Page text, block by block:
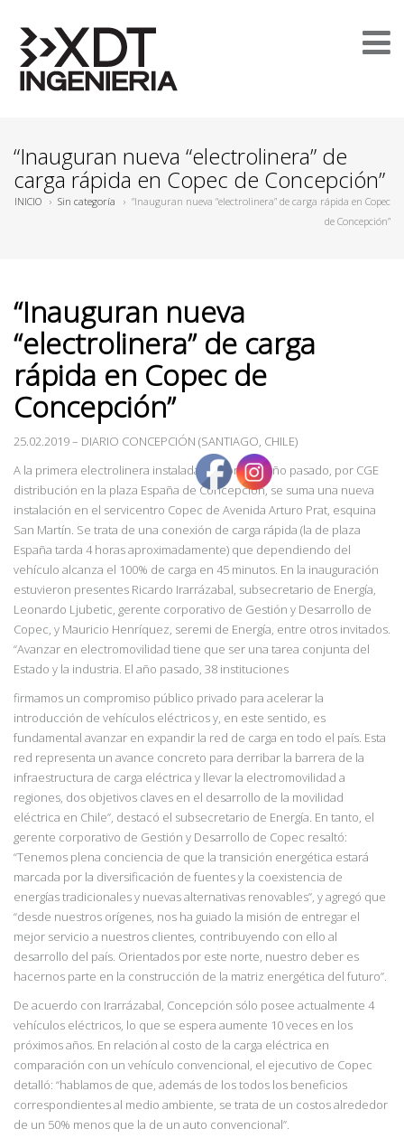
“Inauguran nueva “electrolinera” de
carga rápida en Copec de Concepción”
INICIO › Sin categoría › “Inauguran nueva “electrolinera” de carga rápida en Copec
de Concepción”
“Inauguran nueva
“electrolinera” de carga
rápida en Copec de
Concepción”
25.02.2019– DIARIO CONCEPCIÓN (SANTIAGO, CHILE)
A la primera electrolinera instalada en abril del año pasado, por CGE
distribución en la plaza España de Concepción, se suma una nueva
instalación en el servicentro Copec de Avenida Arturo Prat, esquina
San Martín. Se trata de una conexión de carga rápida (la de plaza
España tarda 4 horas aproximadamente) que dependiendo del
vehículo alcanza el 100% de carga en 45 minutos. En la inauguración
estuvieron presentes Ricardo Irarrázabal, subsecretario de Energía,
Leonardo Ljubetic, gerente corporativo de Gestión y Desarrollo de
Copec, y Mauricio Henríquez, seremi de Energía, entre otros invitados.
“Avanzar en electromovilidad tiene que ser una tarea conjunta del
Estado y la industria. El año pasado, 38 instituciones
firmamos un compromiso público privado para acelerar la
introducción de vehículos eléctricos y, en este sentido, es
fundamental avanzar en expandir la red de carga en todo el país. Esta
red representa un avance concreto para derribar la barrera de la
infraestructura de carga eléctrica y llevar la electromovilidad a
regiones, dos objetivos claves en el desarrollo de la movilidad
eléctrica en Chile”, destacó el subsecretario de Energía. En tanto, el
gerente corporativo de Gestión y Desarrollo de Copec resaltó:
“Tenemos plena conciencia de que la transición energética estará
marcada por la diversificación de fuentes y la coexistencia de
energías tradicionales y nuevas alternativas renovables”, y agregó que
“desde nuestros orígenes, nos ha guiado la misión de entregar el
mejor servicio a nuestros clientes, contribuyendo con ello al
desarrollo del país. Orientados por este norte, nuestro deber es
hacernos parte en la construcción de la matriz energética del futuro”.
De acuerdo con Irarrázabal, Concepción sólo posee actualmente 4
vehículos eléctricos, lo que se espera aumente 10 veces en los
próximos años. En relación al costo de la carga eléctrica en
comparación con un vehículo convencional, el ejecutivo de Copec
detalló: “hablamos de que, además de los todos los beneficios
correspondientes al medio ambiente, se trata de un costos alrededor
de un 50% menos que la de un auto convencional”.